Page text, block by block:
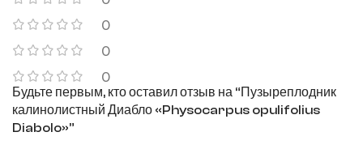
0
0
0
Будьте первым, кто оставил отзыв на “Пузыреплодник
калинолистный Диабло «Physocarpus opulifolius
Diabolo»”